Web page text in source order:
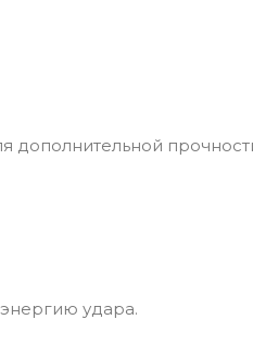
удара.